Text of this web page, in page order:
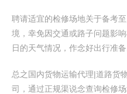
聘请适宜的检修场地关于备考
境，幸免因交通或路子问题影
日的天气情况，作念好出行准备
总之国内货物运输代理|道路货
司，通过正规渠说念查询检修